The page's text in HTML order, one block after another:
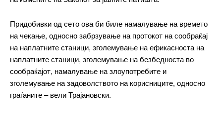
Orci varius natoque dolor
Pro
$100 / yearplaceholder text
Придобивки од сето ова би биле намалување на времето
на чекање, односно забрзување на протокот на сообраќај
на наплатните станици, зголемување на ефикасноста на
наплатните станици, зголемување на безбедноста во
сообраќајот, намалување на злоупотребите и
зголемување на задоволството на корисниците, односно
граѓаните – вели Трајановски.